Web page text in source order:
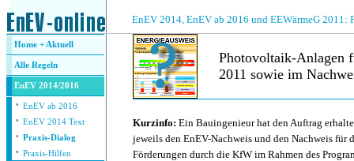
EnEV 2014, EnEV ab 2016 und EEWärmeG 2011:
Home + Aktuell
Alle Regeln
EnEV 2014/2016
· EnEV ab 2016
· EnEV 2014 Text
· Praxis-Dialog
· Praxis-Hilfen
Photovoltaik-Anlagen
2011 sowie im
Kurzinfo: Ein Bauingenieur hat den Auftrag
jeweils den EnEV-Nachweis und den Nachweis für
Förderungen durch die KfW im Rahmen des